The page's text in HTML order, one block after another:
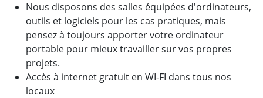
Nous disposons des salles équipées d'ordinateurs,
outils et logiciels pour les cas pratiques, mais
pensez à toujours apporter votre ordinateur
portable pour mieux travailler sur vos propres
projets.
Accès à internet gratuit en WI-FI dans tous nos
locaux